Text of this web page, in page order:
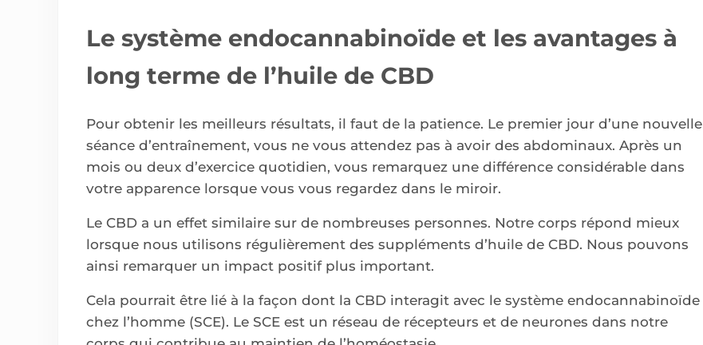
Le système endocannabinoïde et les avantages à
long terme de l’huile de CBD
Pour obtenir les meilleurs résultats, il faut de la patience. Le premier jour d’une nouvelle
séance d’entraînement, vous ne vous attendez pas à avoir des abdominaux. Après un
mois ou deux d’exercice quotidien, vous remarquez une différence considérable dans
votre apparence lorsque vous vous regardez dans le miroir.
Le CBD a un effet similaire sur de nombreuses personnes. Notre corps répond mieux
lorsque nous utilisons régulièrement des suppléments d’huile de CBD. Nous pouvons
ainsi remarquer un impact positif plus important.
Cela pourrait être lié à la façon dont la CBD interagit avec le système endocannabinoïde
chez l’homme (SCE). Le SCE est un réseau de récepteurs et de neurones dans notre